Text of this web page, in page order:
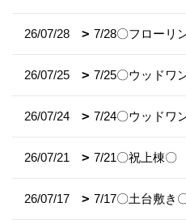
26/07/28 7/28〇フローリ
26/07/25 7/25〇ウッドワ
26/07/24 7/24〇ウッドワ
26/07/21 7/21〇祝上棟〇
26/07/17 7/17〇土台敷き